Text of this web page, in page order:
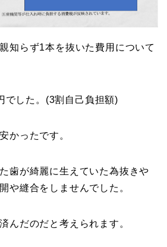
知らず1本を抜いた費用について
でした。(3割自己負担額)
かったです。
歯が綺麗に生えていた為抜きや
や縫合をしませんでした。
んだのだと考えられます。